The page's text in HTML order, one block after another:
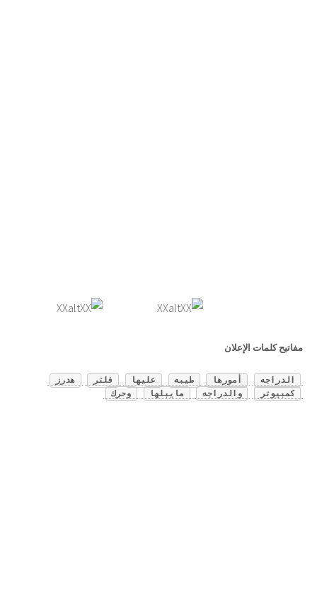
مفاتيح كلمات الإعلان
الدراجه أمورها طيبه عليها فلتر
هدرز
كمبيوتر
والدراجه مايبلها وحرك